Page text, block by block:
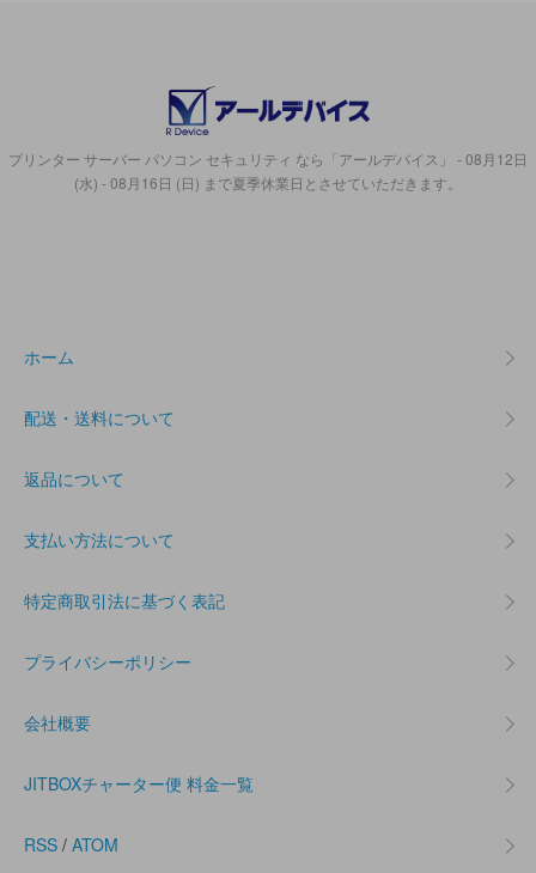
プリンター サーバー パソコン セキュリティ なら「アールデバイス」 - 08月12日
(水) - 08月16日 (日) まで夏季休業日とさせていただきます。
ホーム
配送・送料について
返品について
支払い方法について
特定商取引法に基づく表記
プライバシーポリシー
会社概要
JITBOXチャーター便 料金一覧
RSS / ATOM